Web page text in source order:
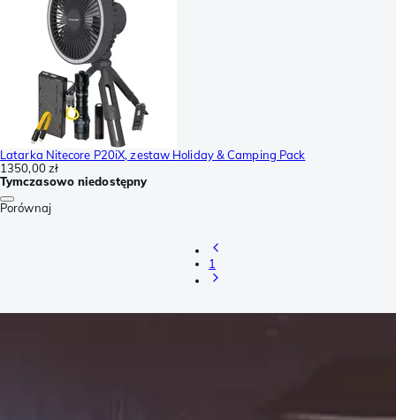
Latarka Nitecore P20iX, zestaw Holiday & Camping Pack
1350,00 zł
Tymczasowo niedostępny
Porównaj
1